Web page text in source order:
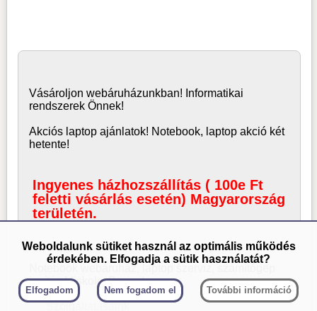
Vásároljon webáruházunkban! Informatikai
rendszerek Önnek!
Akciós laptop ajánlatok! Notebook, laptop akció két
hetente!
Ingyenes házhozszállítás ( 100e Ft
feletti vásárlás esetén) Magyarország
területén.
Notebook webáruház, laptop
javítás Miskolc, Borsod
Szolgáltatásaink
Weboldalunk sütiket használ az optimális működés
érdekében. Elfogadja a sütik használatát?
Elfogadom Nem fogadom el További információ